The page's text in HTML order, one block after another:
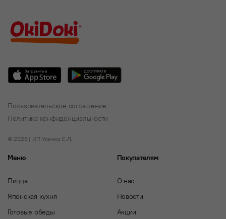
Пользовательское соглашение
Политика конфиденциальности
© 2026 | ИП Усенко С.Л.
Меню
Пицца
Японская кухня
Готовые обеды
Покупателям
О нас
Новости
Акции